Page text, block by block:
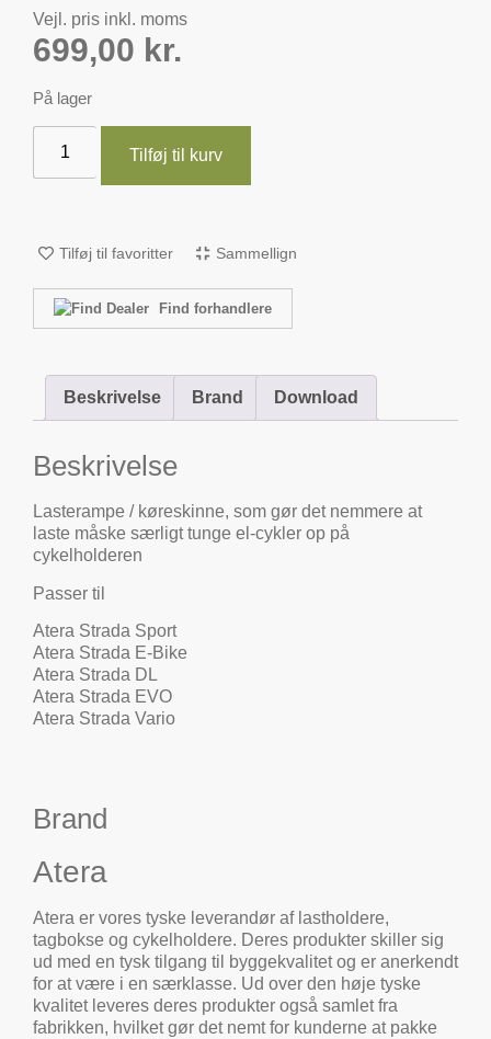
Vejl. pris inkl. moms
699,00 kr.
På lager
Tilføj til kurv
Tilføj til favoritter Sammellign
Find forhandlere
Beskrivelse Brand Download
Beskrivelse
Lasterampe / køreskinne, som gør det nemmere at
laste måske særligt tunge el-cykler op på
cykelholderen
Passer til
Atera Strada Sport
Atera Strada E-Bike
Atera Strada DL
Atera Strada EVO
Atera Strada Vario
Brand
Atera
Atera er vores tyske leverandør af lastholdere,
tagbokse og cykelholdere. Deres produkter skiller sig
ud med en tysk tilgang til byggekvalitet og er anerkendt
for at være i en særklasse. Ud over den høje tyske
kvalitet leveres deres produkter også samlet fra
fabrikken, hvilket gør det nemt for kunderne at pakke